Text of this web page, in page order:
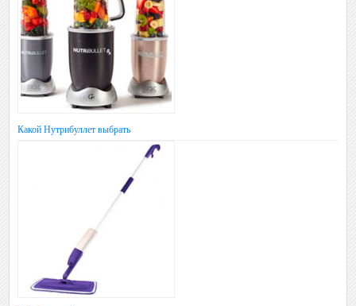
Какой Нутрибуллет выбрать